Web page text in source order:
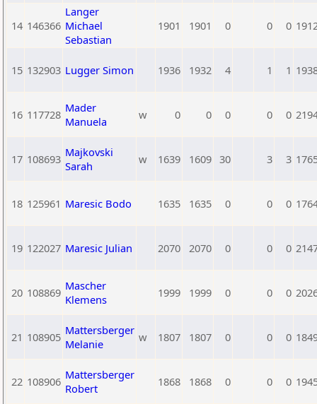
14 146366
Langer
Michael
Sebastian
1901 1901 0 0 0
15 132903 Lugger Simon 1936 1932 4 1 1
16 117728 Mader
Manuela
w 0 0 0 0 0
17 108693 Majkovski
Sarah
w 1639 1609 30 3 3
18 125961 Maresic Bodo 1635 1635 0 0 0
19 122027 Maresic Julian 2070 2070 0 0 0
20 108869 Mascher
Klemens
1999 1999 0 0 0
21 108905 Mattersberger
Melanie
w 1807 1807 0 0 0
22 108906 Mattersberger
Robert
1868 1868 0 0 0